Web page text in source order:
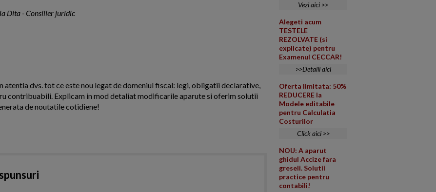
Dita - Consilier juridic
atentia dvs. tot ce este nou legat de domeniul fiscal: legi, obligatii declarative,
contribuabili. Explicam in mod detaliat modificarile aparute si oferim solutii
de noutatile cotidiene!
Vezi aici >>
Alegeti acum
TESTELE
REZOLVATE (si
explicate) pentru
Examenul CECCAR!
>>Detalii aici
Oferta limitata: 50%
REDUCERE la
Modele editabile
pentru Calculatia
Costurilor
Click aici >>
NOU: A aparut
ghidul Accize fara
greseli. Solutii
practice pentru
contabili!